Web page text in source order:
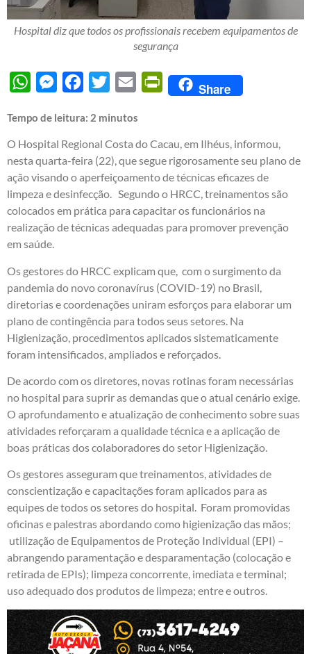
Hospital diz que todos os profissionais recebem equipamentos de
segurança
WhatsAppMessengerFacebook
Twitter Email PrintFriendly
Share
Tempo de leitura: 2 minutos
O Hospital Regional Costa do Cacau, em Ilhéus, informou,
nesta quarta-feira (22), que segue rigorosamente seu plano de
ação visando o aperfeiçoamento de técnicas eficazes de
limpeza e desinfecção. Segundo o HRCC, treinamentos são
colocados em prática para capacitar os funcionários na
realização de técnicas adequadas para promover prevenção
em saúde.
Os gestores do HRCC explicam que, com o surgimento da
pandemia do novo coronavírus (COVID-19) no Brasil,
diretorias e coordenações uniram esforços para elaborar um
plano de contingência para todos seus setores. Na
Higienização, procedimentos aplicados sistematicamente
foram intensificados, ampliados e reforçados.
De acordo com os diretores, novas rotinas foram necessárias
no hospital para suprir as demandas que o atual cenário exige.
O aprofundamento e atualização de conhecimento sobre suas
atividades reforçaram a qualidade técnica e a aplicação de
boas práticas dos colaboradores do setor Higienização.
Os gestores asseguram que treinamentos, atividades de
conscientização e capacitações foram aplicados para as
equipes de todos os setores do hospital. Foram promovidas
oficinas e palestras abordando como higienização das mãos;
utilização de Equipamentos de Proteção Individual (EPI) –
abrangendo paramentação e desparamentação (colocação e
retirada de EPIs); limpeza concorrente, imediata e terminal;
uso adequado dos produtos de limpeza; entre e outros.